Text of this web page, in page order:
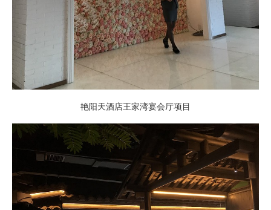
艳阳天酒店王家湾宴会厅项目